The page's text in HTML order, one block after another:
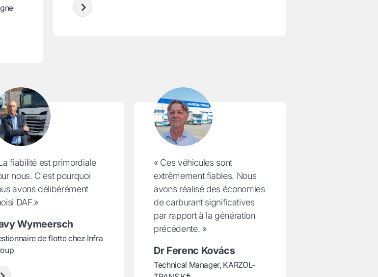
fiabilité est primordiale
nous. C'est pourquoi
avons délibérément
DAF.»
Wymeersch
de flotte chez Infra
« Ces véhicules sont
extrêmement fiables. Nous
avons réalisé des économies
de carburant significatives
par rapport à la génération
précédente. »
Dr Ferenc Kovács
Technical Manager, KARZOL-